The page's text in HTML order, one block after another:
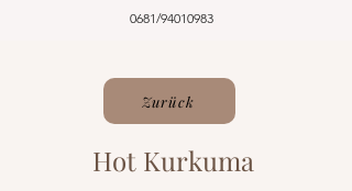
0681/94010983
Zurück
Hot Kurkuma